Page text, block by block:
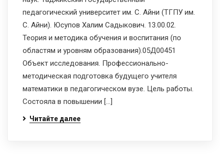
педагогический университет им. С. Айни (ТГПУ им.
С. Айни). Юсупов Халим Садыкович. 13.00.02.
Теория и методика обучения и воспитания (по
областям и уровням образования).05Д00451
Объект исследования. Профессионально-
методическая подготовка будущего учителя
математики в педагогическом вузе. Цель работы.
Состояла в повышении […]
Читайте далее